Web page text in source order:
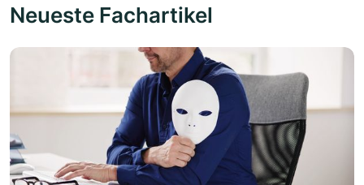
Neueste Fachartikel